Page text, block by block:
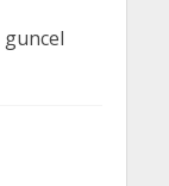
guncel